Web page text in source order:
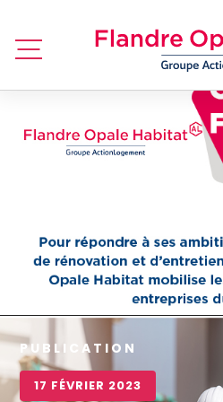
PUBLICATION
17 FÉVRIER 2023